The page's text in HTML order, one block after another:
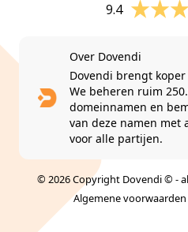
9.4
Over Dovendi
Dovendi brengt
We beheren ruim
domeinnamen en
van deze namen met
voor alle partijen.
© 2026 Copyright Dovendi © -
Algemene voorwaarden